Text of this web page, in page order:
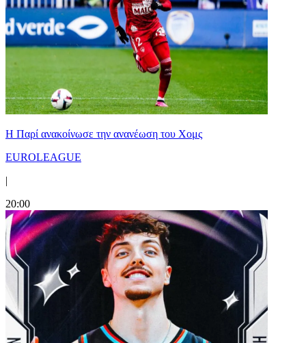
Η Παρί ανακοίνωσε την ανανέωση του Χομς
EUROLEAGUE
|
20:00